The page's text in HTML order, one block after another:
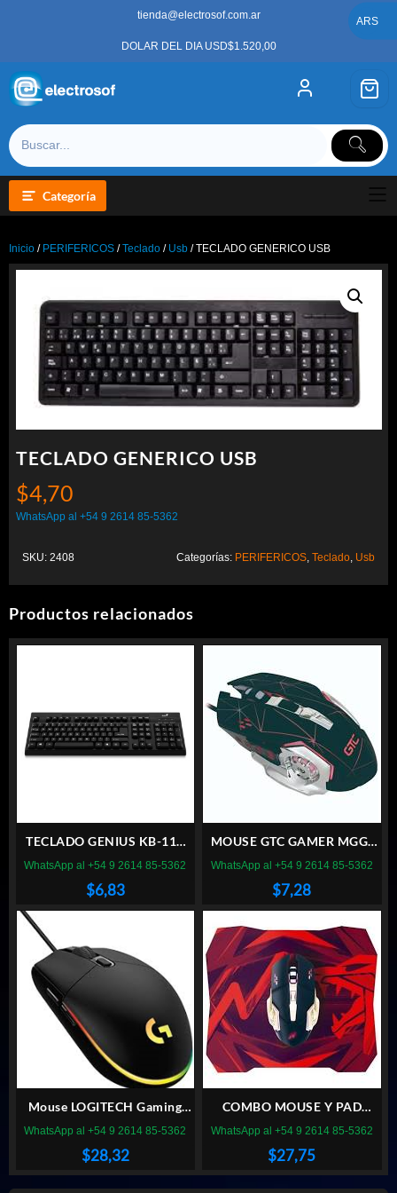
tienda@electrosof.com.ar
DOLAR DEL DIA USD$1.520,00
Categoría
Inicio / PERIFERICOS /Teclado / Usb / TECLADO GENERICO USB
TECLADO GENERICO USB
$4,70
WhatsApp al +54 9 2614 85-5362
SKU: 2408 Categorías: PERIFERICOS Teclado Usb
Productos relacionados
TECLADO GENIUS KB-116
USB
$6,83
WhatsApp al +54 9 2614 85-5362
MOUSE GTC GAMER MGG-
015 PLAY TO WIN
$7,28
WhatsApp al +54 9 2614 85-5362
Mouse LOGITECH Gaming
G203 Lightsync Negro
$28,32
WhatsApp al +54 9 2614 85-5362
COMBO MOUSE Y PAD
NOGA GAMER
$27,75
WhatsApp al +54 9 2614 85-5362
ARS